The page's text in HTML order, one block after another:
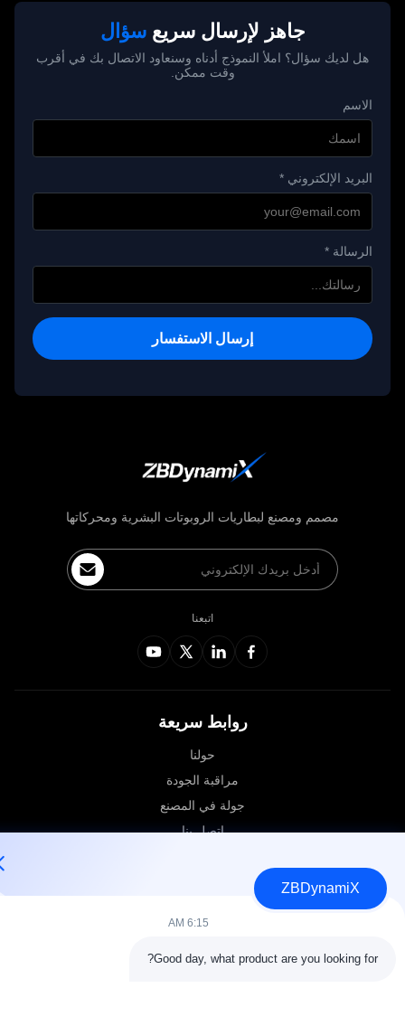
جاهز لإرسال سريعسؤال
هل لديك سؤال؟ املأ النموذج أدناه وسنعاود الاتصال بك في أقرب
وقت ممكن.
البريد الإلكتروني *
الرسالة *
إرسال الاستفسار
مصمم ومصنع لبطاريات الروبوتات البشرية ومحركاتها
روابط سريعة
مراقبة الجودة
جولة في المصنع
اتصل بنا
© 2026 ZBDynamiX Co., Ltd.. جميع الحقوق محفوظة.
خريطة الموقع
ZBDynamiX
Good day, what product are you looking